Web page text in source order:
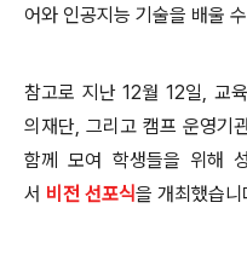
어와 인공지능 기술을 배울
참고로 지난12월12일, 교
의재단,그리고 캠프 운영기
함께 모여 학생들을 위해
서 비전 선포식을 개최했습니